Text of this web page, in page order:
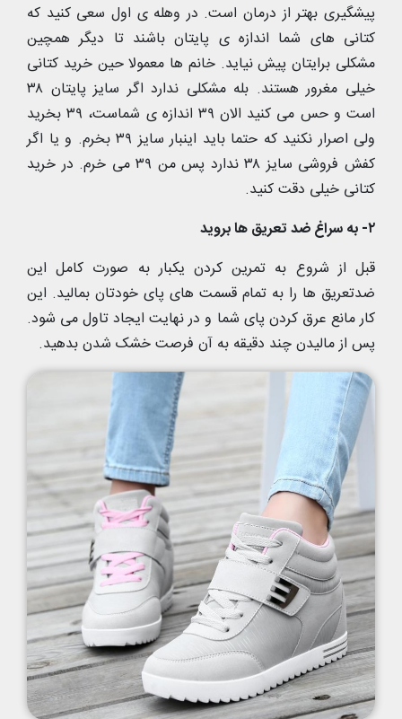
پیشگیری بهتر از درمان است. در وهله ی اول سعی کنید که
کتانی های شما اندازه ی پایتان باشند تا دیگر همچین
مشکلی برایتان پیش نیاید. خانم ها معمولا حین خرید کتانی
خیلی مغرور هستند. بله مشکلی ندارد اگر سایز پایتان ۳۸
است و حس می کنید الان ۳۹ اندازه ی شماست، ۳۹ بخرید
ولی اصرار نکنید که حتما باید اینبار سایز ۳۹ بخرم. و یا اگر
کفش فروشی سایز ۳۸ ندارد پس من ۳۹ می خرم. در خرید
کتانی خیلی دقت کنید.
۲- به سراغ ضد تعریق ها بروید
قبل از شروع به تمرین کردن یکبار به صورت کامل این
ضدتعریق ها را به تمام قسمت های پای خودتان بمالید. این
کار مانع عرق کردن پای شما و در نهایت ایجاد تاول می شود.
پس از مالیدن چند دقیقه به آن فرصت خشک شدن بدهید.